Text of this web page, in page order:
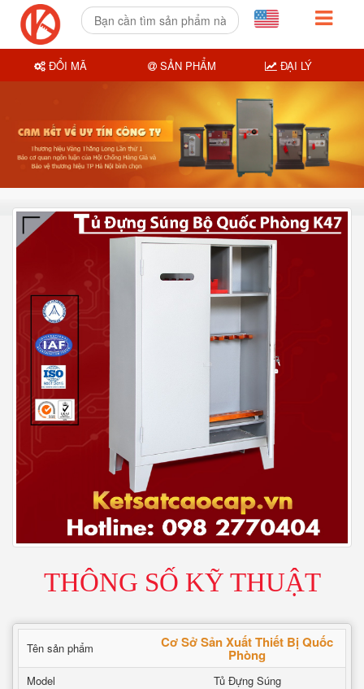
THÔNG SỐ KỸ THUẬT
Tên sản phẩm Cơ Sở Sản Xuất Thiết Bị Quốc
Phòng
Model
Tủ Đựng Súng
ĐỔI MÃ SẢN PHẨM ĐẠI LÝ